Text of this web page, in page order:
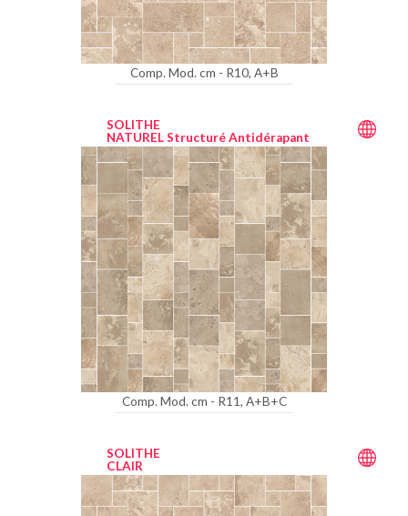
Comp. Mod. cm - R10, A+B
SOLITHE
NATUREL Structuré Antidérapant
Comp. Mod. cm - R11, A+B+C
SOLITHE
CLAIR